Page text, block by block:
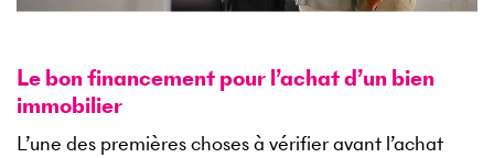
Le bon financement pour l’achat d’un bien
immobilier
L’une des premières choses à vérifier avant l’achat